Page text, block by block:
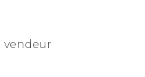
vendeur